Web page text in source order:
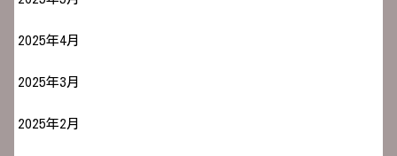
2025年4月
2025年3月
2025年2月